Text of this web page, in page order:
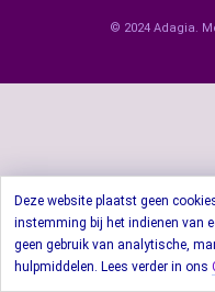
© 2024 Adagia.
Deze website plaatst geen
instemming bij het indienen van
geen gebruik van analytische,
hulpmiddelen. Lees verder in ons